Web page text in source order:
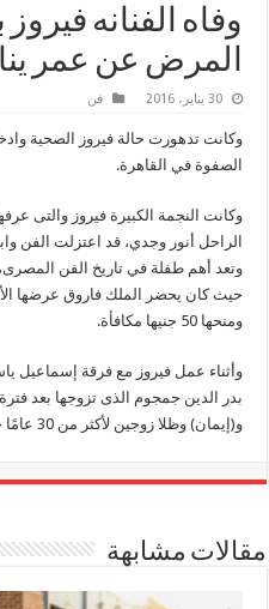
وفاه الفنانه
المرض عن عمر يناهز 73
30 يناير، 2016 فن
وكانت تدهورت حالة فيروز الصحية
الصفوة في القاهرة.
وكانت النجمة الكبيرة فيروز والتى
الراحل أنور وجدي، قد اعتزلت الفن
وتعد أهم طفلة في تاريخ الفن
حيث كان يحضر الملك فاروق عرضها
ومنحها 50 جنيها مكافأة.
وأثناء عمل فيروز مع فرقة إسماعيل
بدر الدين جمجوم الذى تزوجها بعد
و(إيمان) وظلا زوجين لأكثر من 30 عامًا حتى وفاته عام 1992.
مقالات مشابهة